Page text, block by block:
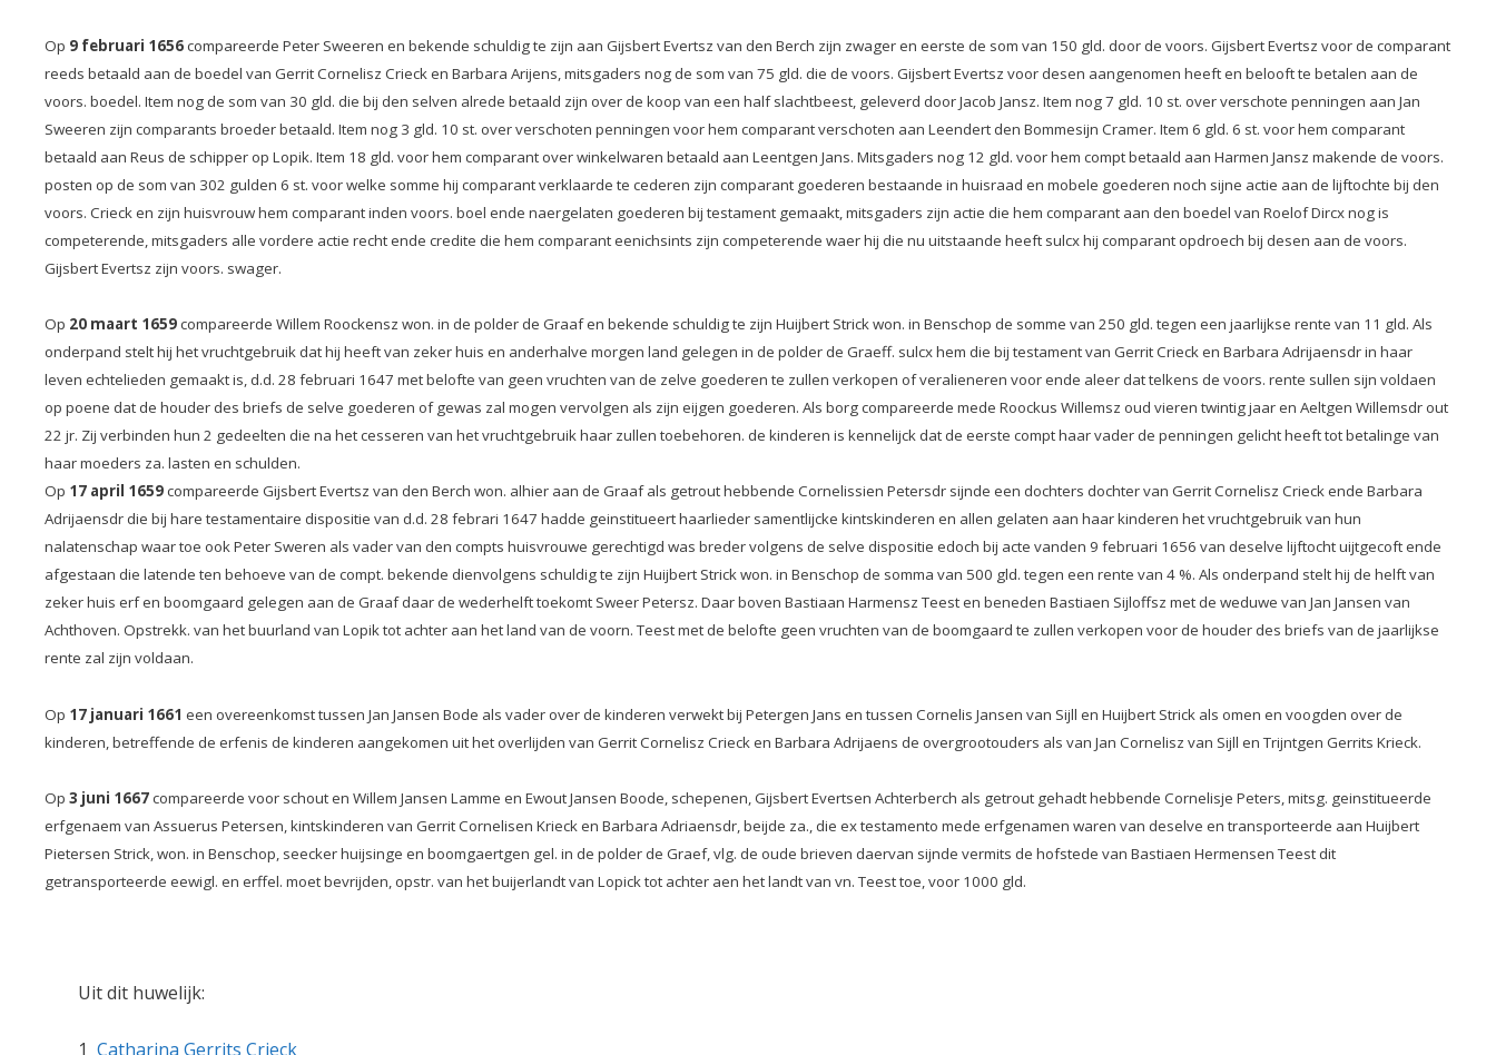
Op 9 februari 1656compareerde Peter Sweeren en bekende schuldig te zijn aan Gijsbert Evertsz van den Berch zijn zwager en eerste de som van 150 gld. door de voors. Gijsbert Evertsz voor de comparant
reeds betaald aan de boedel van Gerrit Cornelisz Crieck en Barbara Arijens, mitsgaders nog de som van 75 gld. die de voors. Gijsbert Evertsz voor desen aangenomen heeft en belooft te betalen aan de
voors. boedel. Item nog de som van 30 gld. die bij den selven alrede betaald zijn over de koop van een half slachtbeest, geleverd door Jacob Jansz. Item nog 7 gld. 10 st. over verschote penningen aan Jan
Sweeren zijn comparants broeder betaald. Item nog 3 gld. 10 st. over verschoten penningen voor hem comparant verschoten aan Leendert den Bommesijn Cramer. Item 6 gld. 6 st. voor hem comparant
betaald aan Reus de schipper op Lopik. Item 18 gld. voor hem comparant over winkelwaren betaald aan Leentgen Jans. Mitsgaders nog 12 gld. voor hem compt betaald aan Harmen Jansz makende de voors.
posten op de som van 302 gulden 6 st. voor welke somme hij comparant verklaarde te cederen zijn comparant goederen bestaande in huisraad en mobele goederen noch sijne actie aan de lijftochte bij den
voors. Crieck en zijn huisvrouw hem comparant inden voors. boel ende naergelaten goederen bij testament gemaakt, mitsgaders zijn actie die hem comparant aan den boedel van Roelof Dircx nog is
competerende, mitsgaders alle vordere actie recht ende credite die hem comparant eenichsints zijn competerende waer hij die nu uitstaande heeft sulcx hij comparant opdroech bij desen aan de voors.
Gijsbert Evertsz zijn voors. swager.
Op 20 maart 1659compareerde Willem Roockensz won. in de polder de Graaf en bekende schuldig te zijn Huijbert Strick won. in Benschop de somme van 250 gld. tegen een jaarlijkse rente van 11 gld. Als
onderpand stelt hij het vruchtgebruik dat hij heeft van zeker huis en anderhalve morgen land gelegen in de polder de Graeff. sulcx hem die bij testament van Gerrit Crieck en Barbara Adrijaensdr in haar
leven echtelieden gemaakt is, d.d. 28 februari 1647 met belofte van geen vruchten van de zelve goederen te zullen verkopen of veralieneren voor ende aleer dat telkens de voors. rente sullen sijn voldaen
op poene dat de houder des briefs de selve goederen of gewas zal mogen vervolgen als zijn eijgen goederen. Als borg compareerde mede Roockus Willemsz oud vieren twintig jaar en Aeltgen Willemsdr out
22 jr. Zij verbinden hun 2 gedeelten die na het cesseren van het vruchtgebruik haar zullen toebehoren. de kinderen is kennelijck dat de eerste compt haar vader de penningen gelicht heeft tot betalinge van
haar moeders za. lasten en schulden.
Op 17 april 1659compareerde Gijsbert Evertsz van den Berch won. alhier aan de Graaf als getrout hebbende Cornelissien Petersdr sijnde een dochters dochter van Gerrit Cornelisz Crieck ende Barbara
Adrijaensdr die bij hare testamentaire dispositie van d.d. 28 febrari 1647 hadde geinstitueert haarlieder samentlijcke kintskinderen en allen gelaten aan haar kinderen het vruchtgebruik van hun
nalatenschap waar toe ook Peter Sweren als vader van den compts huisvrouwe gerechtigd was breder volgens de selve dispositie edoch bij acte vanden 9 februari 1656 van deselve lijftocht uijtgecoft ende
afgestaan die latende ten behoeve van de compt. bekende dienvolgens schuldig te zijn Huijbert Strick won. in Benschop de somma van 500 gld. tegen een rente van 4 %. Als onderpand stelt hij de helft van
zeker huis erf en boomgaard gelegen aan de Graaf daar de wederhelft toekomt Sweer Petersz. Daar boven Bastiaan Harmensz Teest en beneden Bastiaen Sijloffsz met de weduwe van Jan Jansen van
Achthoven. Opstrekk. van het buurland van Lopik tot achter aan het land van de voorn. Teest met de belofte geen vruchten van de boomgaard te zullen verkopen voor de houder des briefs van de jaarlijkse
rente zal zijn voldaan.
Op 17 januari 1661 een overeenkomst tussen Jan Jansen Bode als vader over de kinderen verwekt bij Petergen Jans en tussen Cornelis Jansen van Sijll en Huijbert Strick als omen en voogden over de
kinderen, betreffende de erfenis de kinderen aangekomen uit het overlijden van Gerrit Cornelisz Crieck en Barbara Adrijaens de overgrootouders als van Jan Cornelisz van Sijll en Trijntgen Gerrits Krieck.
Op 3 juni 1667compareerde voor schout en Willem Jansen Lamme en Ewout Jansen Boode, schepenen, Gijsbert Evertsen Achterberch als getrout gehadt hebbende Cornelisje Peters, mitsg. geinstitueerde
erfgenaem van Assuerus Petersen, kintskinderen van Gerrit Cornelisen Krieck en Barbara Adriaensdr, beijde za., die ex testamento mede erfgenamen waren van deselve en transporteerde aan Huijbert
Pietersen Strick, won. in Benschop, seecker huijsinge en boomgaertgen gel. in de polder de Graef, vlg. de oude brieven daervan sijnde vermits de hofstede van Bastiaen Hermensen Teest dit
getransporteerde eewigl. en erffel. moet bevrijden, opstr. van het buijerlandt van Lopick tot achter aen het landt van vn. Teest toe, voor 1000 gld.
Uit dit huwelijk:
1 Catharina Gerrits Crieck